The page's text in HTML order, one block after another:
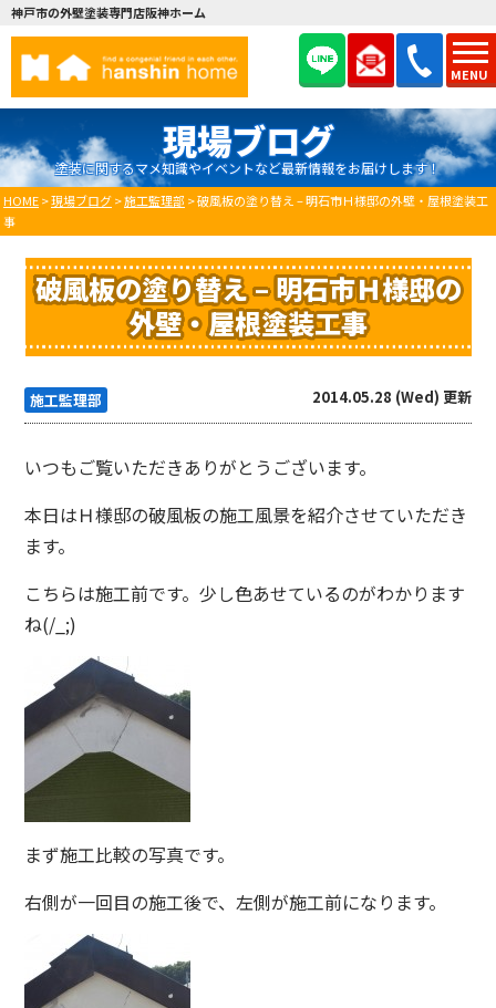
MENU
神戸市の外壁塗装専門店阪神ホーム
現場ブログ
塗装に関するマメ知識やイベントなど最新情報をお届けします！
HOME>現場ブログ>施工監理部 >破風板の塗り替え – 明石市Ｈ様邸の外壁・屋根塗装工
事
破風板の塗り替え – 明石市Ｈ様邸の
外壁・屋根塗装工事
施工監理部 2014.05.28 (Wed) 更新
いつもご覧いただきありがとうございます。
本日はＨ様邸の破風板の施工風景を紹介させていただき
ます。
こちらは施工前です。少し色あせているのがわかります
ね(/_;)
まず施工比較の写真です。
右側が一回目の施工後で、左側が施工前になります。